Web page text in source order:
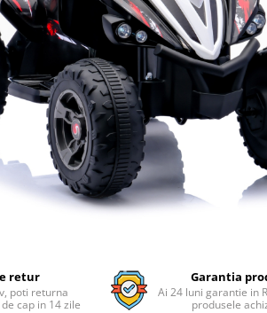
Facebook
retur
poti returna
cap in 14 zile
Garantia
Ai 24 luni garantie in
produsele